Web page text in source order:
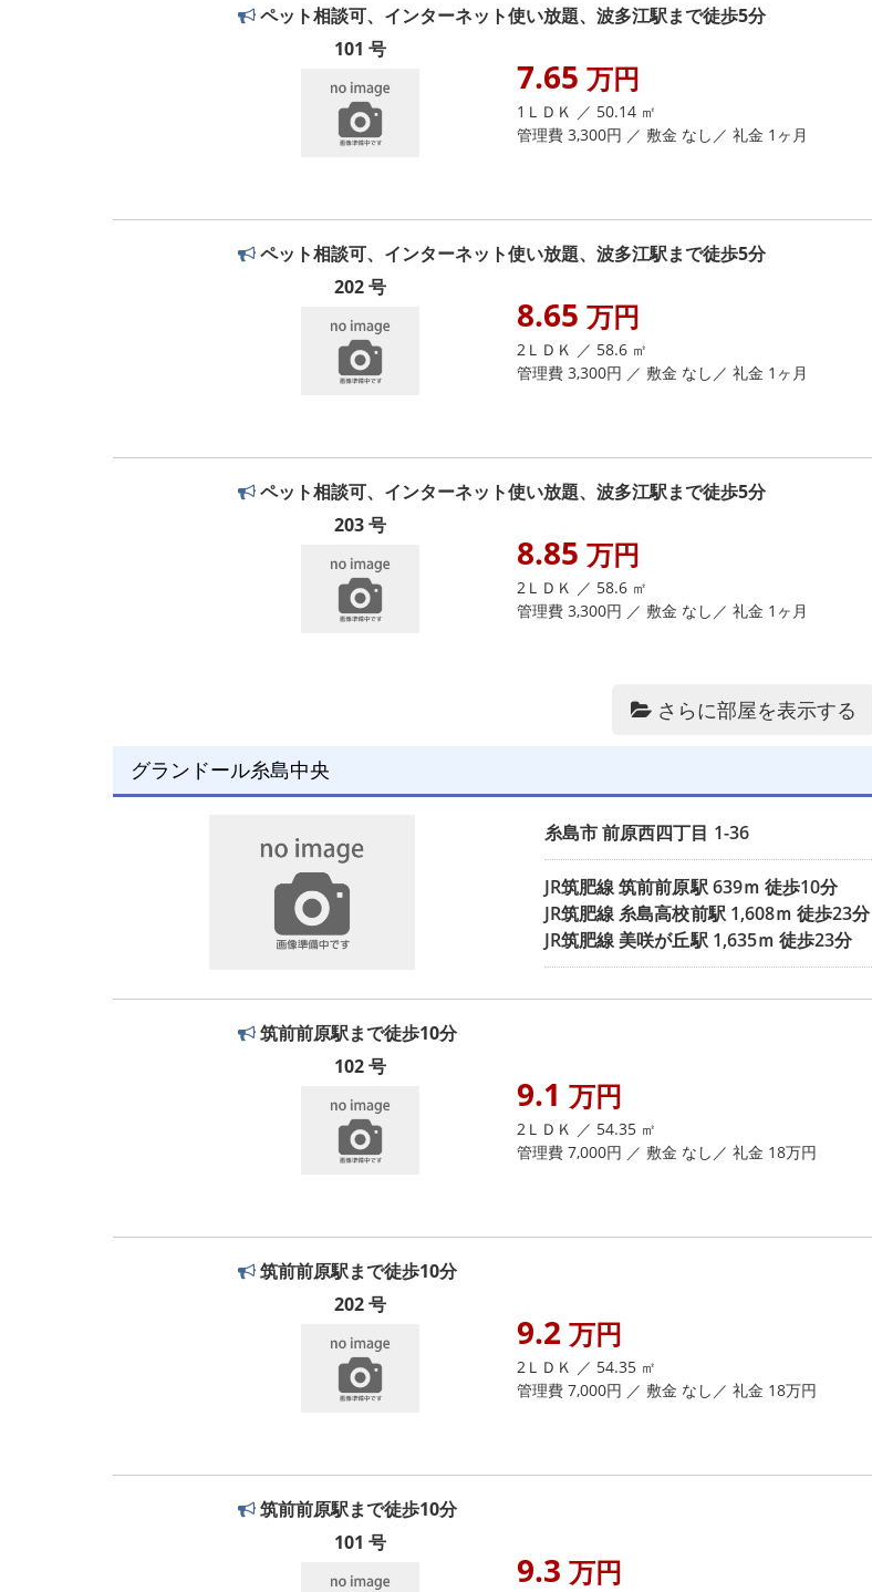
ペット相談可、インターネット使い放題、波多江駅まで徒歩5分
101 号
7.65 万円
1ＬＤＫ ／ 50.14 ㎡
管理費 3,300円 ／ 敷金 なし／ 礼金 1ヶ月
ペット相談可、インターネット使い放題、波多江駅まで徒歩5分
202 号
8.65 万円
2ＬＤＫ ／ 58.6 ㎡
管理費 3,300円 ／ 敷金 なし／ 礼金 1ヶ月
ペット相談可、インターネット使い放題、波多江駅まで徒歩5分
203 号
8.85 万円
2ＬＤＫ ／ 58.6 ㎡
管理費 3,300円 ／ 敷金 なし／ 礼金 1ヶ月
さらに部屋を表示する
グランドール糸島中央
糸島市前原西四丁目 1-36
JR筑肥線筑前前原駅639ｍ 徒歩10分
JR筑肥線糸島高校前駅1,608ｍ 徒歩23分
JR筑肥線 美咲が丘駅1,635ｍ 徒歩23分
筑前前原駅まで徒歩10分
102 号
9.1 万円
2ＬＤＫ ／ 54.35 ㎡
管理費 7,000円 ／ 敷金 なし／ 礼金 18万円
筑前前原駅まで徒歩10分
202 号
9.2 万円
2ＬＤＫ ／ 54.35 ㎡
管理費 7,000円 ／ 敷金 なし／ 礼金 18万円
筑前前原駅まで徒歩10分
101 号
9.3 万円